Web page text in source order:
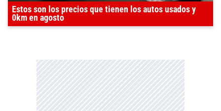
Estos son los precios que tienen los autos usados y
0km en agosto